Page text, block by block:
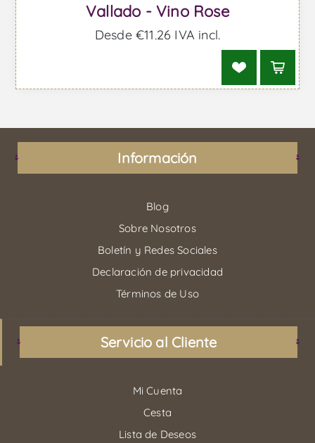
Vallado - Vino Rose
Desde €11,26 IVA incl.
Información
Blog
Sobre Nosotros
Boletín y Redes Sociales
Declaración de privacidad
Términos de Uso
Servicio al Cliente
Mi Cuenta
Cesta
Lista de Deseos